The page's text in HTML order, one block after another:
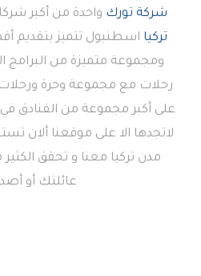
شركة تورك واحدة من أكبر
تركيا اسطنبول تتميز بتقديم
ومجموعة متميزة من البرامج
رحلات مع مجموعة وحرة ورحلات
على أكبر مجموعة من الفنادق في
لاتجدها الا على موقعنا ألان
مدن تركيا معنا و تحقق الكثير
عائلتك أو